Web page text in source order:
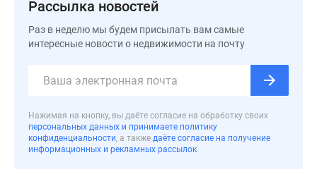
скидками
новостроек
Субсидированная
застройщиком
Рассылка новостей
Раз в неделю мы будем присылать вам самые
интересные новости о недвижимости на почту
Нажимая на кнопку, вы даёте согласие на обработку своих
персональных данных и принимаете политику
конфиденциальности, а также даёте согласие на получение
информационных и рекламных рассылок